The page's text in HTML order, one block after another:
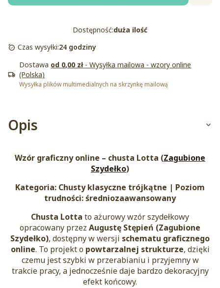
Dostępność:duża ilość
Czas wysyłki:24 godziny
Dostawa od 0,00 zł - Wysyłka mailowa - wzory online
(Polska)
Wysyłka plików multimedialnych na skrzynkę mailową
Opis
Wzór graficzny online – chusta Lotta (Zagubione
Szydełko)
Kategoria: Chusty klasyczne trójkątne | Poziom
trudności: średniozaawansowany
Chusta Lotta to ażurowy wzór szydełkowy
opracowany przez Augustę Stępień (Zagubione
Szydełko), dostępny w wersji schematu graficznego
online. To projekt o powtarzalnej strukturze, dzięki
czemu jest szybki w przerabianiu i przyjemny w
trakcie pracy, a jednocześnie daje bardzo dekoracyjny
efekt końcowy.